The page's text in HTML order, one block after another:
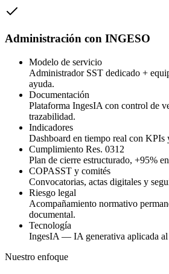
Administración con INGESO
Modelo de servicio
Administrador SST dedicado +
ayuda.
Documentación
Plataforma IngesIA con control de
trazabilidad.
Indicadores
Dashboard en tiempo real con KPIs
Cumplimiento Res. 0312
Plan de cierre estructurado, +95%
COPASST y comités
Convocatorias, actas digitales y
Riesgo legal
Acompañamiento normativo
documental.
Tecnología
IngesIA — IA generativa aplicada al
Nuestro enfoque